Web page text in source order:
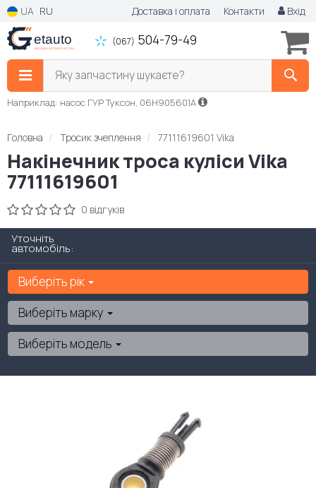
UA RU Доставка і оплата Контакти Вхід
(067) 504-79-49
Яку запчастину шукаєте?
Наприклад: насос ГУР Туксон, 06H905601A
Головна Тросик зчеплення 77111619601 Vika
Накінечник троса куліси Vika
77111619601
0 відгуків
Уточніть
автомобіль:
Виберіть рік
Виберіть марку
Виберіть модель